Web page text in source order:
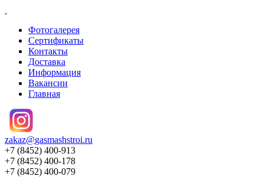
Фотогалерея
Сертификаты
Контакты
Доставка
Информация
Вакансии
Главная
zakaz@gasmashstroi.ru
+7 (8452) 400-913
+7 (8452) 400-178
+7 (8452) 400-079